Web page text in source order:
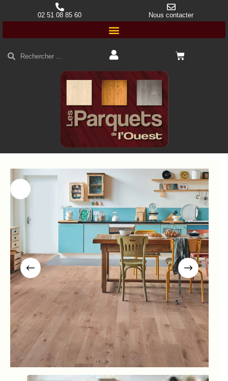
02 51 08 85 60 Nous contacter